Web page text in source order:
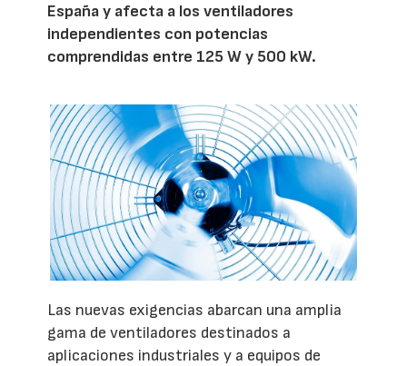
España y afecta a los ventiladores
independientes con potencias
comprendidas entre 125 W y 500 kW.
Las nuevas exigencias abarcan una amplia
gama de ventiladores destinados a
aplicaciones industriales y a equipos de